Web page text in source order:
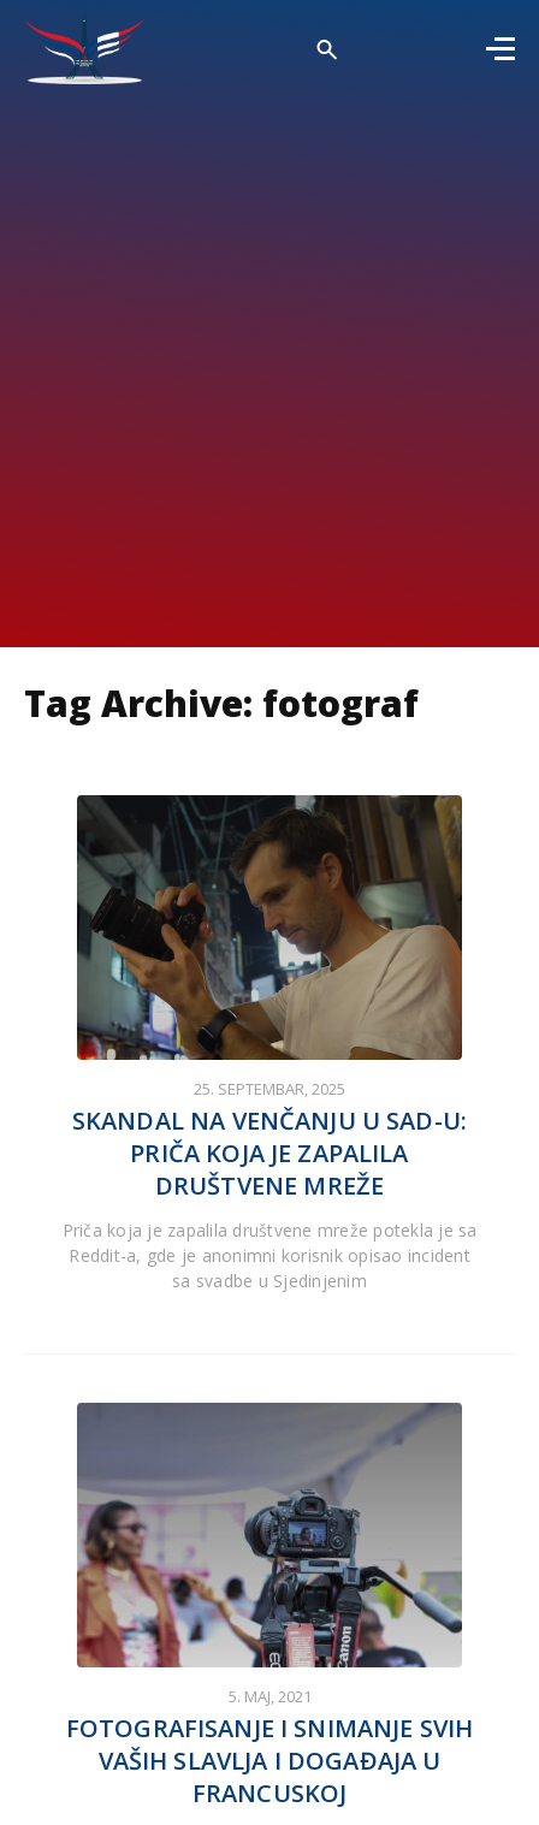
Tag Archive: fotograf
25. SEPTEMBAR, 2025
SKANDAL NA VENČANJU U SAD-U:
PRIČA KOJA JE ZAPALILA
DRUŠTVENE MREŽE
Priča koja je zapalila društvene mreže potekla je sa
Reddit-a, gde je anonimni korisnik opisao incident
sa svadbe u Sjedinjenim
5. MAJ, 2021
FOTOGRAFISANJE I SNIMANJE SVIH
VAŠIH SLAVLJA I DOGAĐAJA U
FRANCUSKOJ